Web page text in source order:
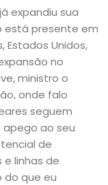
expandiu sua
está presente em
Estados Unidos,
no
ministro o
onde falo
seguem
ao seu
de
linhas de
do que eu